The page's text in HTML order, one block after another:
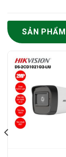
SẢN